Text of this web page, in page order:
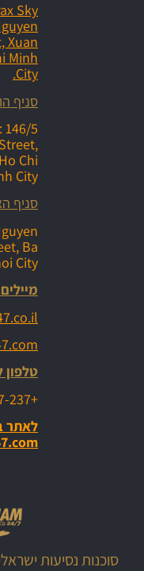
Sky
Xuan
Minh
City.
סניף
146/5
Chi
City.
סניף
Ba
City
+972-52-3797-237
לאתר